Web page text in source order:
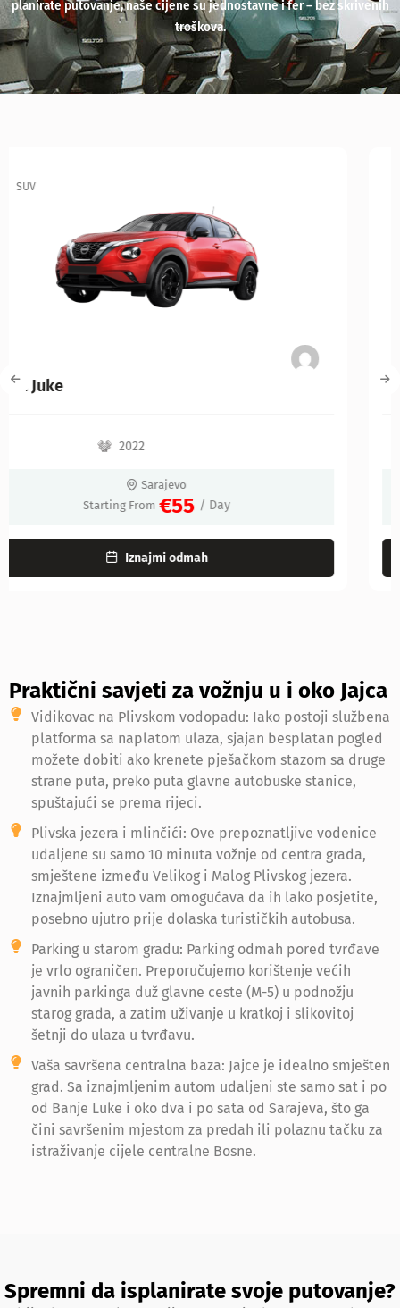
planirate putovanje, naše cijene su jednostavne i fer – bez skrivenih
troškova.
Starting From
Praktični savjeti za vožnju u i oko Jajca
Vidikovac na Plivskom vodopadu: Iako postoji službena
platforma sa naplatom ulaza, sjajan besplatan pogled
možete dobiti ako krenete pješačkom stazom sa druge
strane puta, preko puta glavne autobuske stanice,
spuštajući se prema rijeci.
Plivska jezera i mlinčići: Ove prepoznatljive vodenice
udaljene su samo 10 minuta vožnje od centra grada,
smještene između Velikog i Malog Plivskog jezera.
Iznajmljeni auto vam omogućava da ih lako posjetite,
posebno ujutro prije dolaska turističkih autobusa.
Parking u starom gradu: Parking odmah pored tvrđave
je vrlo ograničen. Preporučujemo korištenje većih
javnih parkinga duž glavne ceste (M-5) u podnožju
starog grada, a zatim uživanje u kratkoj i slikovitoj
šetnji do ulaza u tvrđavu.
Vaša savršena centralna baza: Jajce je idealno smješten
grad. Sa iznajmljenim autom udaljeni ste samo sat i po
od Banje Luke i oko dva i po sata od Sarajeva, što ga
čini savršenim mjestom za predah ili polaznu tačku za
istraživanje cijele centralne Bosne.
Spremni da isplanirate svoje putovanje?